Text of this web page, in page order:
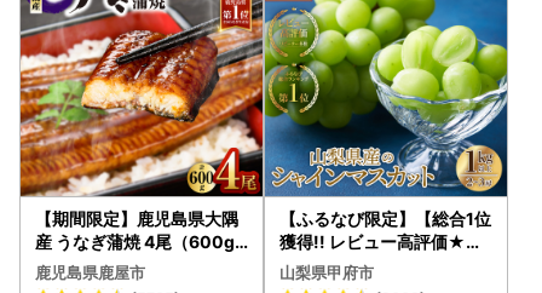
【期間限定】鹿児島県大隅
産 うなぎ蒲焼 4尾（600g
） KN007-004-04-cp18
うなぎ 鰻 魚 惣菜 総菜
鹿児島県鹿屋市
【ふるなび限定】【総合1位
獲得!! レビュー高評価★】
〈2026年度配送分〉山梨
県産 シャインマスカット 2
山梨県甲府市